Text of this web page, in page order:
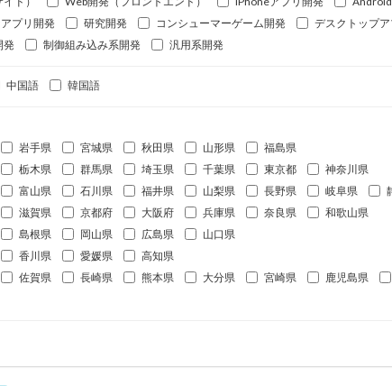
プリ開発
研究開発 コンシューマーゲーム開発
デスクトップ
発
制御組み込み系開発 汎用系開発
中国語 韓国語
岩手県 宮城県 秋田県 山形県
福島県
栃木県 群馬県 埼玉県 千葉県 東京都
神奈川県
富山県 石川県 福井県 山梨県 長野県 岐阜県
滋賀県 京都府 大阪府 兵庫県 奈良県
和歌山県
島根県 岡山県 広島県
山口県
香川県 愛媛県
高知県
佐賀県 長崎県 熊本県 大分県 宮崎県 鹿児島県